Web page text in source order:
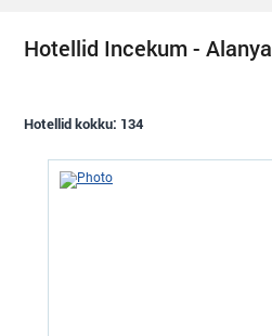
Hotellid Incekum - Alanya
Hotellid kokku: 134